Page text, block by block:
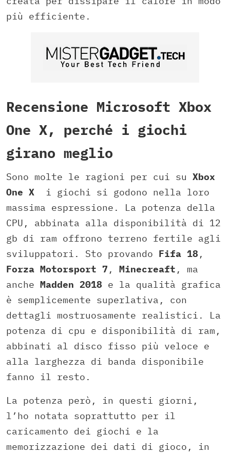
più efficiente.
Recensione Microsoft Xbox
One X, perché i giochi
girano meglio
Sono molte le ragioni per cui su Xbox
One X
i giochi si godono nella loro
massima espressione. La potenza della
CPU, abbinata alla disponibilità di 12
gb di ram offrono terreno fertile agli
sviluppatori. Sto provando Fifa 18,
Forza Motorsport 7 , Minecreaft , ma
anche Madden 2018 e la qualità grafica
è semplicemente superlativa, con
dettagli mostruosamente realistici. La
potenza di cpu e disponibilità di ram,
abbinati al disco fisso più veloce e
alla larghezza di banda disponibile
fanno il resto.
La potenza però, in questi giorni,
l’ho notata soprattutto per il
caricamento dei giochi e la
memorizzazione dei dati di gioco, in